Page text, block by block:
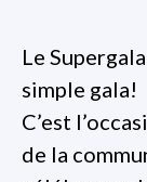
Le
simple gala!
C’est
de la